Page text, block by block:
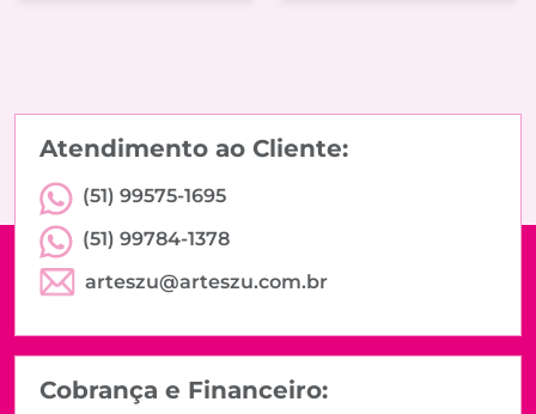
Atendimento ao Cliente:
(51) 99575-1695
(51) 99784-1378
arteszu@arteszu.com.br
Cobrança e Financeiro: